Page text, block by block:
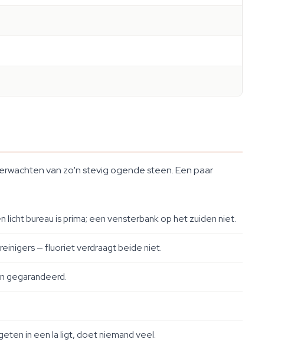
van zo'n stevig ogende steen. Een paar
bureau is prima; een vensterbank op het zuiden niet.
— fluoriet verdraagt beide niet.
gegarandeerd.
in een la ligt, doet niemand veel.